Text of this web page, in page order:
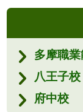
多摩職業
八王子校
府中校